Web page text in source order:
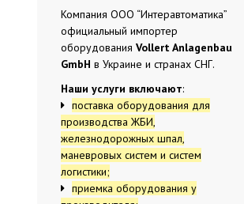
Компания ООО “Интеравтоматика”
официальный импортер
оборудования Vollert Anlagenbau
GmbH в Украине и странах СНГ.
Наши услуги включают:
поставка оборудования для
производства ЖБИ,
железнодорожных шпал,
маневровых систем и систем
логистики;
приемка оборудования у